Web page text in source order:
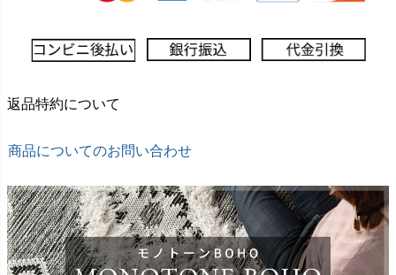
返品特約について
商品についてのお問い合わせ